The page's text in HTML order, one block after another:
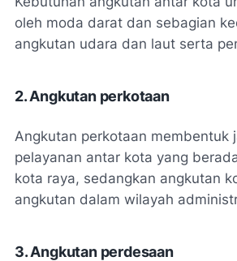
oleh moda darat dan sebagian
angkutan udara dan laut serta
2. Angkutan perkotaan
Angkutan perkotaan membentuk
pelayanan antar kota yang
kota raya, sedangkan angkutan
angkutan dalam wilayah
3. Angkutan perdesaan